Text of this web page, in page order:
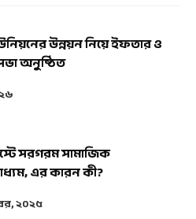
উন্নয়ন নিয়ে ইফতার ও
অনুষ্ঠিত
সরগরম সামাজিক
এর কারন কী?
২০২৫